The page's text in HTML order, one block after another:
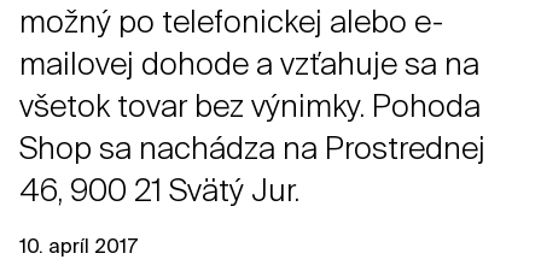
možný po telefonickej alebo e-
mailovej dohode a vzťahuje sa na
všetok tovar bez výnimky. Pohoda
Shop sa nachádza na Prostrednej
46, 900 21 Svätý Jur.
10. apríl 2017